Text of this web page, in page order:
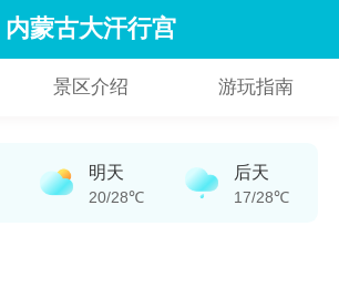
内蒙古大汗行宫
景区介绍 游玩指南
明天
20/28℃
后天
17/28℃